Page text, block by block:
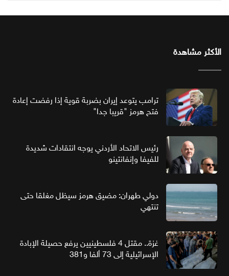
الأكثر مشاهدة
ترامب يتوعد إيران بضربة قوية إذا رفضت إعادة
فتح هرمز "قريبا جدا"
رئيس الاتحاد الأردني يوجه انتقادات شديدة
للفيفا وإنفانتينو
دولي طهران: مضيق هرمز سيظل مغلقا حتى
تنتهي
غزة.. مقتل 4 فلسطينيين يرفع حصيلة الإبادة
الإسرائيلية إلى 73 ألفا و381